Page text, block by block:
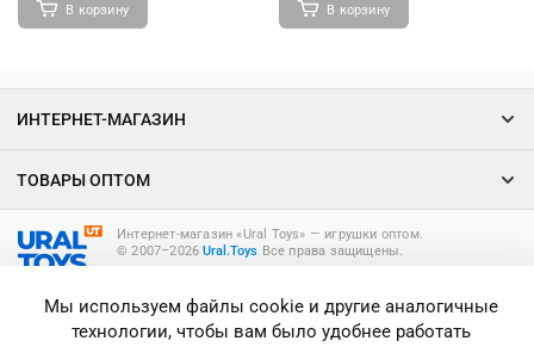
В корзину В корзину
Интернет-магазин «Ural Toys» ― игрушки оптом.
© 2007–2026Ural.Toys Все права защищены.
ИНТЕРНЕТ-МАГАЗИН
ТОВАРЫ ОПТОМ
Мы используем файлы cookie и другие аналогичные
технологии, чтобы вам было удобнее работать